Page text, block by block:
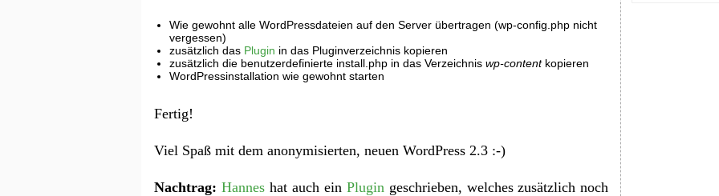
Wie gewohnt alle WordPressdateien auf den Server übertragen (wp-config.php nicht
vergessen)
zusätzlich das Plugin in das Pluginverzeichnis kopieren
zusätzlich die benutzerdefinierte install.php in das Verzeichniswp-contentkopieren
WordPressinstallation wie gewohnt starten
Fertig!
Viel Spaß mit dem anonymisierten, neuen WordPress 2.3 :-)
Nachtrag: Hanneshat auch ein Plugin geschrieben, welches zusätzlich noch